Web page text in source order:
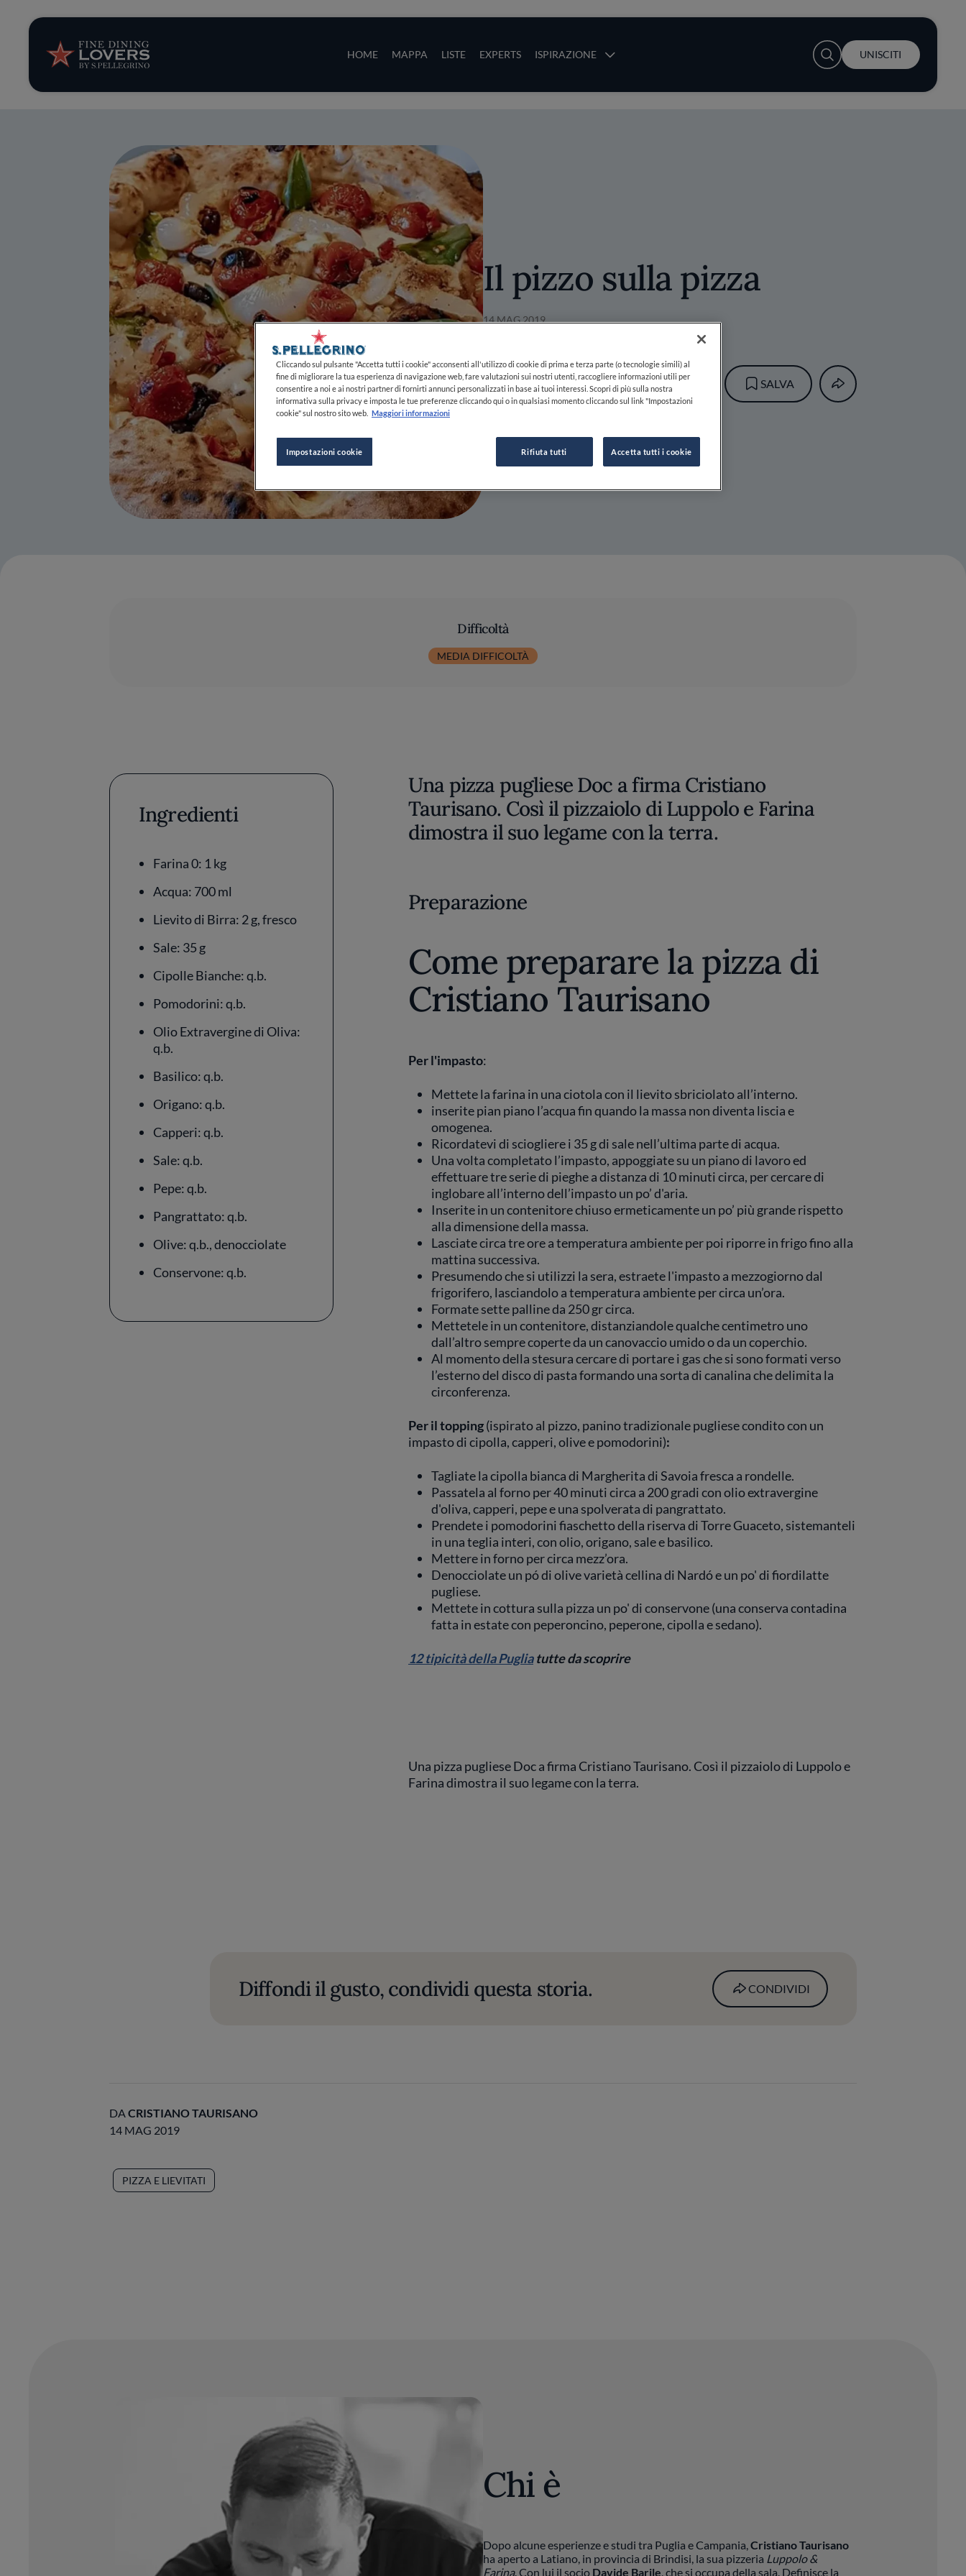
HOME MAPPA LISTE EXPERTS ISPIRAZIONE
Storie e tendenze
Ricette
Trucchi e consigli
Serie
User account menu
UNISCITI
Il pizzo sulla pizza
14 MAG 2019
DACRISTIANO TAURISANO
PIZZAIOLO
SALVA
Difficoltà
MEDIA DIFFICOLTÀ
Ingredienti
Farina 0: 1 kg
Acqua: 700 ml
Lievito di Birra: 2 g, fresco
Sale: 35 g
Cipolle Bianche: q.b.
Pomodorini: q.b.
Olio Extravergine di Oliva:
q.b.
Basilico: q.b.
Origano: q.b.
Capperi: q.b.
Sale: q.b.
Pepe: q.b.
Pangrattato: q.b.
Olive: q.b., denocciolate
Conservone: q.b.
Una pizza pugliese Doc a firma Cristiano
Taurisano. Così il pizzaiolo di Luppolo e Farina
dimostra il suo legame con la terra.
Preparazione
Come preparare la pizza di
Cristiano Taurisano
Per l'impasto:
Mettete la farina in una ciotola con il lievito sbriciolato all’interno.
inserite pian piano l’acqua fin quando la massa non diventa liscia e
omogenea.
Ricordatevi di sciogliere i 35 g di sale nell’ultima parte di acqua.
Una volta completato l’impasto, appoggiate su un piano di lavoro ed
effettuare tre serie di pieghe a distanza di 10 minuti circa, per cercare di
inglobare all’interno dell’impasto un po’ d'aria.
Inserite in un contenitore chiuso ermeticamente un po’ più grande rispetto
alla dimensione della massa.
Lasciate circa tre ore a temperatura ambiente per poi riporre in frigo fino alla
mattina successiva.
Presumendo che si utilizzi la sera, estraete l'impasto a mezzogiorno dal
frigorifero, lasciandolo a temperatura ambiente per circa un’ora.
Formate sette palline da 250 gr circa.
Mettetele in un contenitore, distanziandole qualche centimetro uno
dall’altro sempre coperte da un canovaccio umido o da un coperchio.
Al momento della stesura cercare di portare i gas che si sono formati verso
l’esterno del disco di pasta formando una sorta di canalina che delimita la
circonferenza.
Per il topping(ispirato al pizzo, panino tradizionale pugliese condito con un
impasto di cipolla, capperi, olive e pomodorini):
Tagliate la cipolla bianca di Margherita di Savoia fresca a rondelle.
Passatela al forno per 40 minuti circa a 200 gradi con olio extravergine
d'oliva, capperi, pepe e una spolverata di pangrattato.
Prendete i pomodorini fiaschetto della riserva di Torre Guaceto, sistemanteli
in una teglia interi, con olio, origano, sale e basilico.
Mettere in forno per circa mezz’ora.
Denocciolate un pó di olive varietà cellina di Nardó e un po' di fiordilatte
pugliese.
Mettete in cottura sulla pizza un po' di conservone (una conserva contadina
fatta in estate con peperoncino, peperone, cipolla e sedano).
12 tipicità della Pugliatutte da scoprire
Una pizza pugliese Doc a firma Cristiano Taurisano. Così il pizzaiolo di Luppolo e
Farina dimostra il suo legame con la terra.
Diffondi il gusto, condividi questa storia. CONDIVIDI
DACRISTIANO TAURISANO
14 MAG 2019
PIZZA E LIEVITATI
Chi è
Dopo alcune esperienze e studi tra Puglia e Campania,Cristiano Taurisano
ha aperto a Latiano, in provincia di Brindisi, la sua pizzeria Luppolo &
Farina. Con lui il socio Davide Barile, che si occupa della sala. Definisce la
Cliccando sul pulsante "Accetta tutti i cookie" acconsenti all'utilizzo di cookie di prima e terza parte (o tecnologie simili) al
fine di migliorare la tua esperienza di navigazione web, fare valutazioni sui nostri utenti, raccogliere informazioni utili per
consentire a noi e ai nostri partner di fornirti annunci personalizzati in base ai tuoi interessi. Scopri di più sulla nostra
informativa sulla privacy e imposta le tue preferenze cliccando qui o in qualsiasi momento cliccando sul link "Impostazioni
cookie" sul nostro sito web. Maggiori informazioni
Impostazioni cookie Rifiuta tutti Accetta tutti i cookie